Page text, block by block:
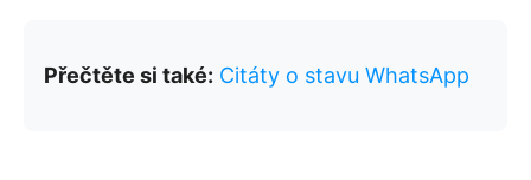
Přečtěte si také: Citáty o stavu WhatsApp